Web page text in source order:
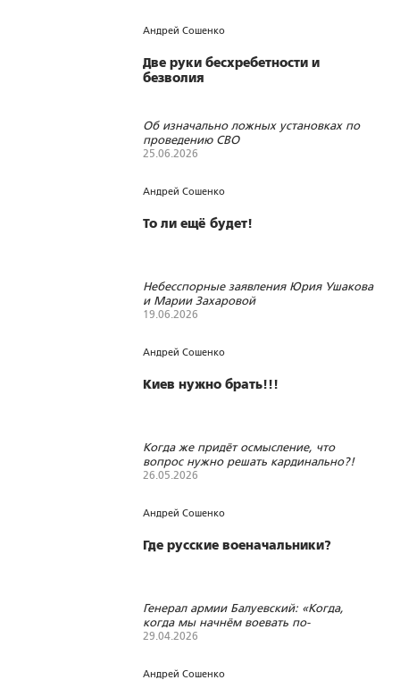
Андрей Сошенко
Две руки бесхребетности и
безволия
Об изначально ложных установках по
проведению СВО
25.06.2026
Андрей Сошенко
То ли ещё будет!
Небесспорные заявления Юрия Ушакова
и Марии Захаровой
19.06.2026
Андрей Сошенко
Киев нужно брать!!!
Когда же придёт осмысление, что
вопрос нужно решать кардинально?!
26.05.2026
Андрей Сошенко
Где русские военачальники?
Генерал армии Балуевский: «Когда,
когда мы начнём воевать по-
настоящему?!»
29.04.2026
Андрей Сошенко